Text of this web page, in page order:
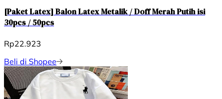
[Paket Latex] Balon Latex Metalik / Doff Merah Putih isi
30pcs / 50pcs
Rp22.923
Beli di Shopee